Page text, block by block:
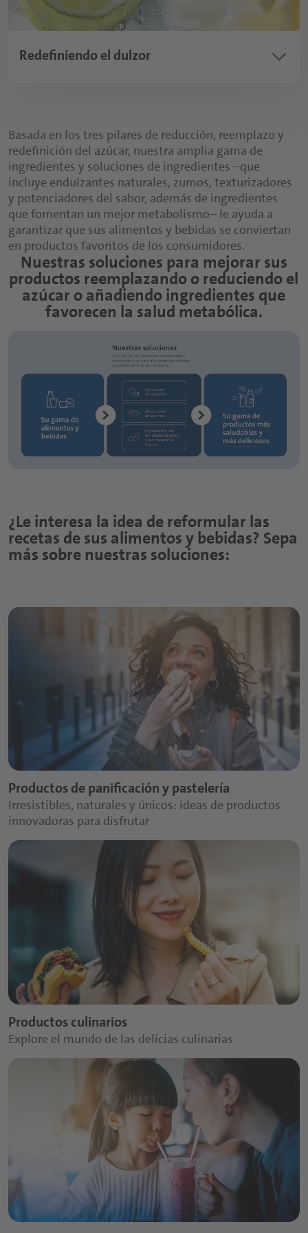
respalda estrategias de etiquetado limpio y
asegura la calidad del producto con dulzor natural
los consumidores conscientes de la salud con
Redefiniendo el dulzor keyboard_arrow_down
azucarado. Nuestra amplia gama de ingredientes
naturales para la salud permite desarrollar
productos que favorecen niveles de glucosa más
estables y una mejor salud metabólica. Al
combinar funcionalidad con indulgencia, las
marcas pueden destacar con conceptos enfocados
en el bienestar, alineados con las tendencias
globales de salud y las normativas en evolución. A
medida que los consumidores buscan productos
que apoyen la energía sostenida, el metabolismo
equilibrado y el bienestar a largo plazo, este es el
momento ideal para convertir las elecciones
Basada en los tres pilares de reducción, reemplazo y
redefinición del azúcar, nuestra amplia gama de
ingredientes y soluciones de ingredientes –que
incluye endulzantes naturales, zumos, texturizadores
y potenciadores del sabor, además de ingredientes
que fomentan un mejor metabolismo– le ayuda a
garantizar que sus alimentos y bebidas se conviertan
en productos favoritos de los consumidores.
Nuestras soluciones para mejorar sus
productos reemplazando o reduciendo el
azúcar o añadiendo ingredientes que
favorecen la salud metabólica.
¿Le interesa la idea de reformular las
recetas de sus alimentos y bebidas? Sepa
más sobre nuestras soluciones:
Productos de panificación y pastelería
Irresistibles, naturales y únicos: ideas de productos
innovadoras para disfrutar
Productos culinarios
Explore el mundo de las delicias culinarias